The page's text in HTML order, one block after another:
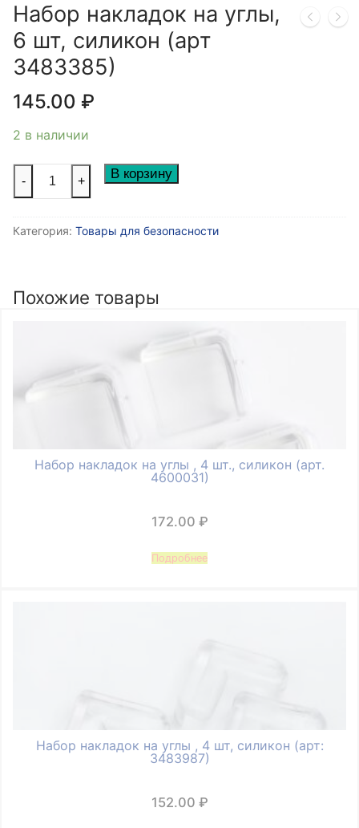
Набор накладок на углы,
6 шт, силикон (арт
3483385)
145.00 ₽
2 в наличии
Количество
накладок
6
- + В корзину
Категория: Товары для безопасности
Похожие товары
Набор накладок на углы , 4 шт., силикон (арт.
4600031)
172.00 ₽
Подробнее
Набор накладок на углы , 4 шт, силикон (арт:
3483987)
152.00 ₽